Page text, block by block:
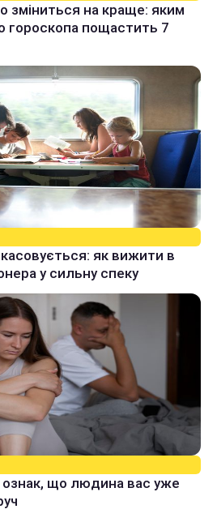
зміниться на краще: яким
гороскопа пощастить 7
як вижити в
у сильну спеку
ознак, що людина вас уже